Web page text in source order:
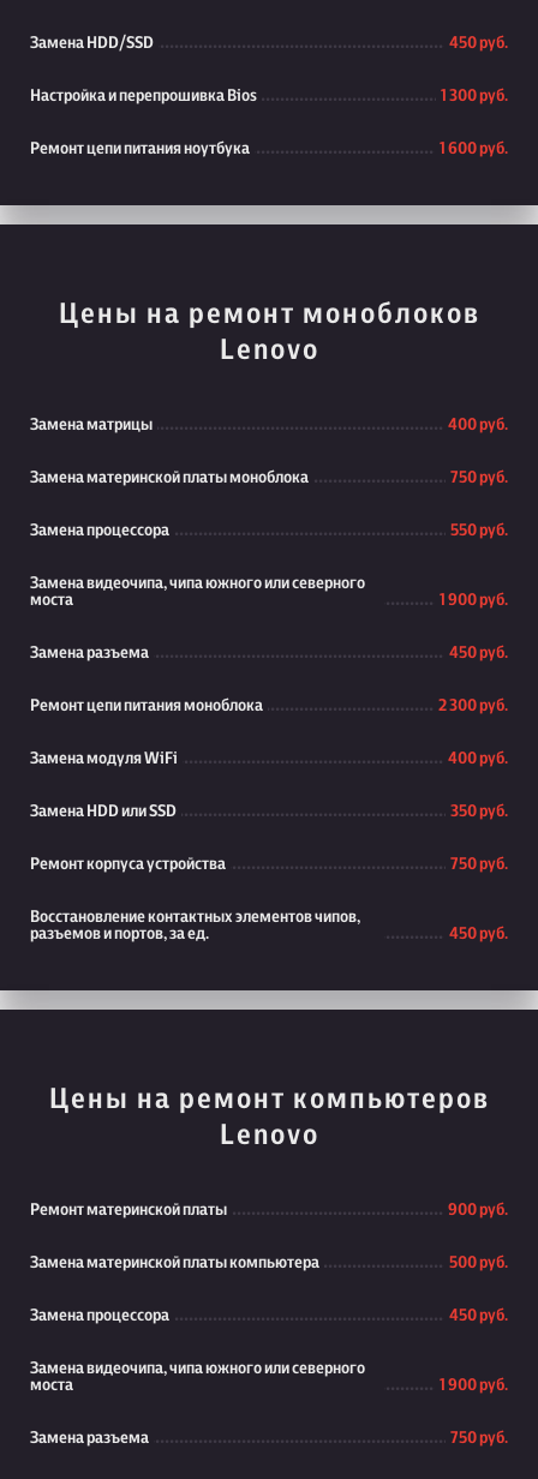
Замена HDD/SSD 450 руб.
Настройка и перепрошивка Bios 1 300 руб.
Ремонт цепи питания ноутбука 1 600 руб.
Цены на ремонт моноблоков
Lenovo
Замена матрицы 400 руб.
Замена материнской платы моноблока 750 руб.
Замена процессора 550 руб.
Замена видеочипа, чипа южного или северного
моста
1 900 руб.
Замена разъема 450 руб.
Ремонт цепи питания моноблока 2 300 руб.
Замена модуля WiFi 400 руб.
Замена HDD или SSD 350 руб.
Ремонт корпуса устройства 750 руб.
Восстановление контактных элементов чипов,
разъемов и портов, за ед.
450 руб.
Цены на ремонт компьютеров
Lenovo
Ремонт материнской платы 900 руб.
Замена материнской платы компьютера 500 руб.
Замена процессора 450 руб.
Замена видеочипа, чипа южного или северного
моста
1 900 руб.
Замена разъема 750 руб.